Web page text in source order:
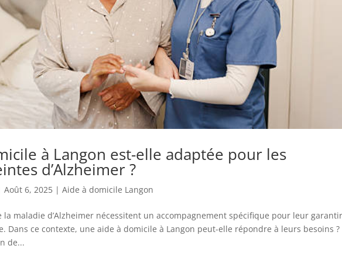
à Langon est-elle adaptée pour les
d’Alzheimer ?
Août 6, 2025 |Aide à domicile Langon
la maladie d’Alzheimer nécessitent un accompagnement spécifique pour leur garantir
Dans ce contexte, une aide à domicile à Langon peut-elle répondre à leurs besoins ?
de...